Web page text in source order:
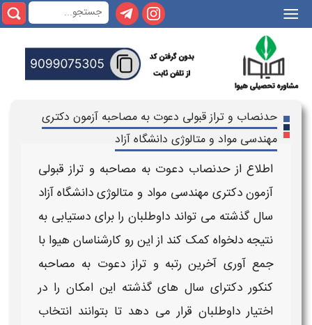
|||
حدنصاب و تراز قبولی دعوت به مصاحبه آزمون دکتری
مهندسی مواد و متالوژی دانشگاه آزاد
اطلاع ازحدنصاب دعوت به مصاحبه و تراز قبولی
آزمون دکتری مهندسی مواد و متالوژی​ دانشگاه آزاد
سال گذشته می تواند داوطلبان را برای دستیابی به
نتیجه دلخواه کمک کند از این رو کارشناسان هیوا با
جمع آوری آخرین رتبه و تراز دعوت به مصاحبه
کنکور دکترایسال های گذشته این امکان را در
اختیار داوطلبان قرار می دهد تا بتوانند انتخاب